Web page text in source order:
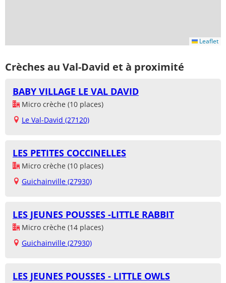
Leaflet
Crèches au Val-David et à proximité
BABY VILLAGE LE VAL DAVID
Micro crèche (10 places)
Le Val-David (27120)
LES PETITES COCCINELLES
Micro crèche (10 places)
Guichainville (27930)
LES JEUNES POUSSES -LITTLE RABBIT
Micro crèche (14 places)
Guichainville (27930)
LES JEUNES POUSSES - LITTLE OWLS